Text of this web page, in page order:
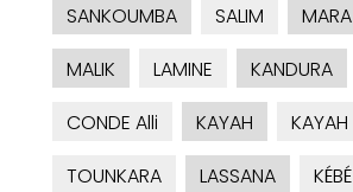
SANKOUMBA
SALIM MARA
MALIK
LAMINE KANDURA
CONDE Alli
KAYAH KAYAH
TOUNKARA
LASSANA KÉBÉ